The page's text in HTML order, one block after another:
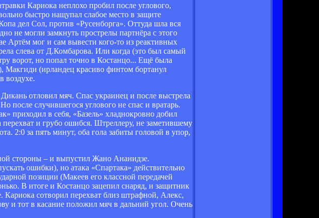
Кариока неплохо пробил после углового,
быстро нащупал слабое место в защите
дел Сол, против «Русенборга». Оттуда шла вся
не могли замкнуть прострелы партнёра с этого
Артём мог и сам вывести кого-то из реактивных
слева от Д.Комбарова. Или когда (это был самый
ворот, но попал точно в Костанцо... Ещё была
Макгиди (ирландец красиво финтом бортанул
воздухе.
отловил мяч. Спас украинец и после выстрела
после случившегося углового не спас и вратарь.
приходил в себя, «Базель» хладнокровно добил
и грубо ошибся. Штреллеру, не заметившему
2:0 за пять минут, оба гола забиты головой в упор,
стороны – и выпустил Жано Ананидзе.
ошибки), но атака «Спартака» действительно
позиции (Макеев его классной передачей
В итоге и Костанцо зацепил снаряд, и защитник
Кариока сотворил перехват близ штрафной, Алекс,
и тот в касание положил мяч в дальний угол. Очень